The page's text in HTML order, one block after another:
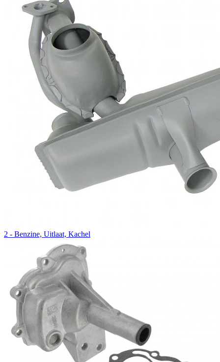
2 - Benzine, Uitlaat, Kachel